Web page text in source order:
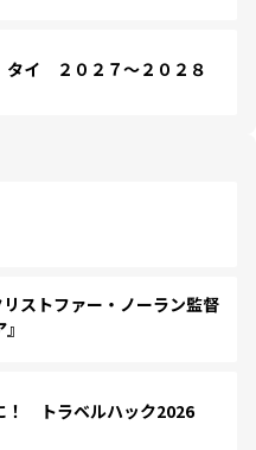
イ ２０２７～２０２８
ストファー・ノーラン監督
！ トラベルハック2026